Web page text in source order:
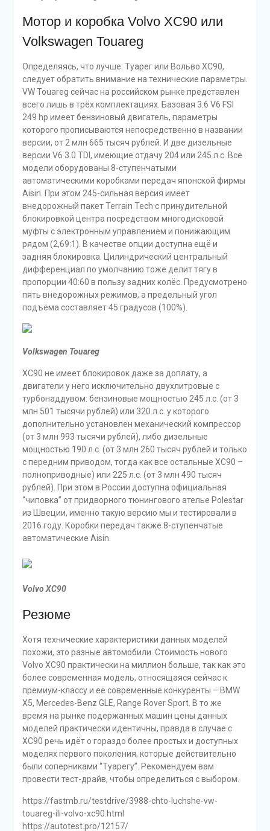
Мотор и коробка Volvo XC90 или
Volkswagen Touareg
Определяясь, что лучше: Туарег или Вольво ХС90,
следует обратить внимание на технические параметры.
VW Touareg сейчас на российском рынке представлен
всего лишь в трёх комплектациях. Базовая 3.6 V6 FSI
249 hp имеет бензиновый двигатель, параметры
которого прописываются непосредственно в названии
версии, от 2 млн 665 тысяч рублей. И две дизельные
версии V6 3.0 TDI, имеющие отдачу 204 или 245 л.с. Все
модели оборудованы 8-ступенчатыми
автоматическими коробками передач японской фирмы
Aisin. При этом 245-сильная версия имеет
внедорожный пакет Terrain Tech с принудительной
блокировкой центра посредством многодисковой
муфты с электронным управлением и понижающим
рядом (2,69:1). В качестве опции доступна ещё и
задняя блокировка. Цилиндрический центральный
дифференциал по умолчанию тоже делит тягу в
пропорции 40:60 в пользу задних колёс. Предусмотрено
пять внедорожных режимов, а предельный угол
подъёма составляет 45 градусов (100%).
Volkswagen Touareg
XC90 не имеет блокировок даже за доплату, а
двигатели у него исключительно двухлитровые с
турбонаддувом: бензиновые мощностью 245 л.с. (от 3
млн 501 тысячи рублей) или 320 л.с. у которого
дополнительно установлен механический компрессор
(от 3 млн 993 тысячи рублей), либо дизельные
мощностью 190 л.с. (от 3 млн 260 тысяч рублей и только
с передним приводом, тогда как все остальные XC90 –
полноприводные) или 225 л.с. (от 3 млн 490 тысяч
рублей). При этом в России доступна официальная
“чиповка” от придворного тюнингового ателье Polestar
из Швеции, именно такую версию мы и тестировали в
2016 году. Коробки передач также 8-ступенчатые
автоматические Aisin.
Volvo XC90
Резюме
Хотя технические характеристики данных моделей
похожи, это разные автомобили. Стоимость нового
Volvo XC90 практически на миллион больше, так как это
более современная модель, относящаяся сейчас к
премиум-классу и её современные конкуренты – BMW
X5, Mercedes-Benz GLE, Range Rover Sport. В то же
время на рынке подержанных машин цены данных
моделей практически идентичны, правда в случае с
XC90 речь идёт о гораздо более простых и доступных
моделях первого поколения, которые действительно
были соперниками “Туарегу”. Рекомендуем вам
провести тест-драйв, чтобы определиться с выбором.
https://fastmb.ru/testdrive/3988-chto-luchshe-vw-
touareg-ili-volvo-xc90.html
https://autotest.pro/12157/